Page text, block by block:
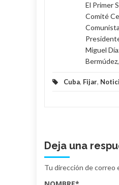
El Primer
Comité
Miguel
Cuba, Fijar,
Deja una
Tu dirección de correo